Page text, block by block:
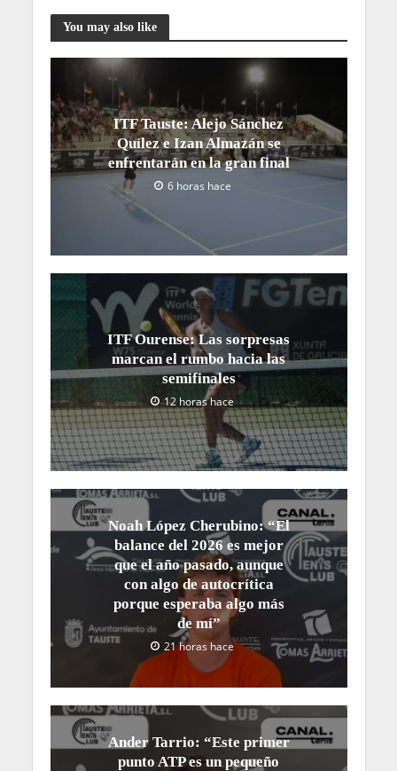
You may also like
ITF Tauste: Alejo Sánchez
Quílez e Izan Almazán se
enfrentarán en la gran final
6 horas hace
ITF Ourense: Las sorpresas
marcan el rumbo hacia las
semifinales
12 horas hace
Noah López Cherubino: “El
balance del 2026 es mejor
que el año pasado, aunque
con algo de autocrítica
porque esperaba algo más
de mí”
21 horas hace
Ander Tarrio: “Este primer
punto ATP es un pequeño